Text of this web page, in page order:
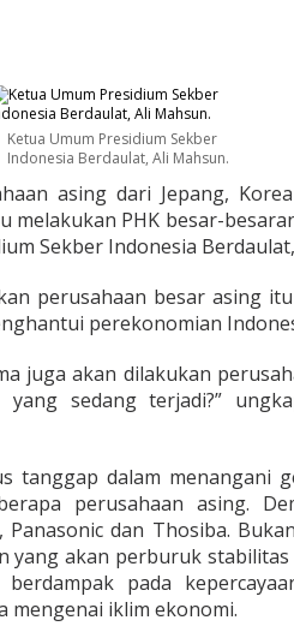
Ketua Umum Presidium Sekber
Indonesia Berdaulat, Ali Mahsun.
asing dari Jepang,
melakukan PHK besar-
Sekber Indonesia
perusahaan besar asing
perekonomian
juga akan dilakukan
yang sedang terjadi?”
tanggap dalam menangani
perusahaan asing.
dan Thosiba.
yang akan perburuk
pada
mengenai iklim ekonomi.